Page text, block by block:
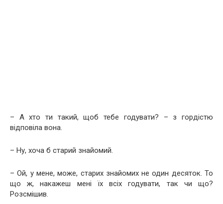
– А хто ти такий, щоб тебе годувати? – з гордістю
відповіла вона.
– Ну, хоча б старий знайомий.
– Ой, у мене, може, старих знайомих не один десяток. То
що ж, накажеш мені їх всіх годувати, так чи що?
Розсмішив.